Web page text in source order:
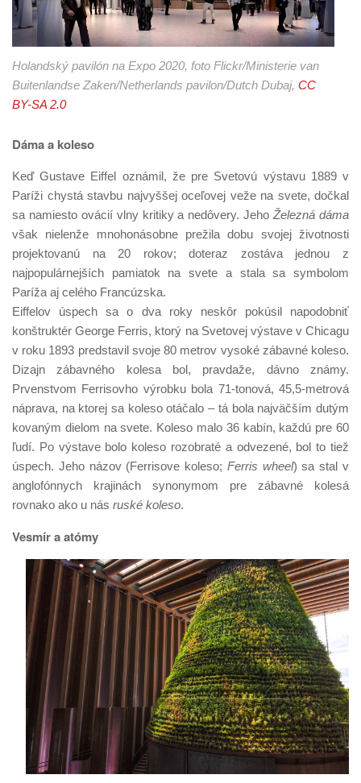
Holandský pavilón na Expo 2020, foto Flickr/Ministerie van
Buitenlandse Zaken/Netherlands pavilon/Dutch Dubaj, CC
BY-SA 2.0
Dáma a koleso
Keď Gustave Eiffel oznámil, že pre Svetovú výstavu 1889 v
Paríži chystá stavbu najvyššej oceľovej veže na svete, dočkal
sa namiesto ovácií vlny kritiky a nedôvery. JehoŽelezná dáma
však nielenže mnohonásobne prežila dobu svojej životnosti
projektovanú na 20 rokov; doteraz zostáva jednou z
najpopulárnejších pamiatok na svete a stala sa symbolom
Paríža aj celého Francúzska.
Eiffelov úspech sa o dva roky neskôr pokúsil napodobniť
konštruktér George Ferris, ktorý na Svetovej výstave v Chicagu
v roku 1893 predstavil svoje 80 metrov vysoké zábavné koleso.
Dizajn zábavného kolesa bol, pravdaže, dávno známy.
Prvenstvom Ferrisovho výrobku bola 71-tonová, 45,5-metrová
náprava, na ktorej sa koleso otáčalo – tá bola najväčším dutým
kovaným dielom na svete. Koleso malo 36 kabín, každú pre 60
ľudí. Po výstave bolo koleso rozobraté a odvezené, bol to tiež
úspech. Jeho názov (Ferrisove koleso; Ferris wheel) sa stal v
anglofónnych krajinách synonymom pre zábavné kolesá
rovnako ako u nás ruské koleso.
Vesmír a atómy